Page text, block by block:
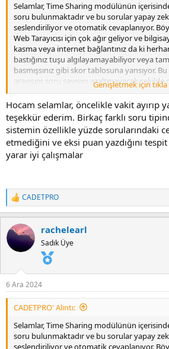
Selamlar, Time Sharing modülünün
soru bulunmaktadır ve bu sorular yapay
seslendiriliyor ve otomatik cevaplanıyor.
Web Tarayıcısı için çok ağır geliyor ve
kasma veya internet bağlantınız da ki
bastığınız tuşu algılayamayabiliyor veya
basmışsınız gibi skor tablosuna yansıyor.
arayışım soru sayısını azaltmayacak
Puanlama sistemi gerçek sınavdakiyle
bir puanlama sistemi bulunmuyor.
İyi çalışmalar dilerim.
Genişletmek için tıkla
Hocam selamlar, öncelikle vakit ayırıp
teşekkür ederim. Birkaç farklı soru
sistemin özellikle yüzde sorularındaki
etmediğini ve eksi puan yazdığını
yarar iyi çalışmalar
T
e
p
k
i
l
:
CADETPRO
rachelearl
Sadık Üye
6 Ara 2024
CADETPRO' Alıntı:
Selamlar, Time Sharing modülünün
soru bulunmaktadır ve bu sorular yapay
seslendiriliyor ve otomatik cevaplanıyor.